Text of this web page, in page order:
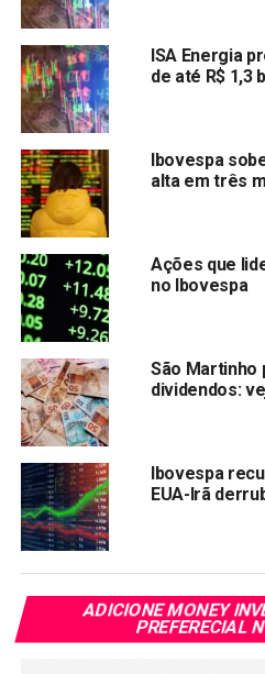
Veja também:
Auxílio emergencial
Agências dos Correios
Oi: Com a Rede
operadora pode
em 2020
Poupança vai render
Oi negocia venda de
e Telefônica Brasil
Compartilhar:
Copy
Link
WhatsApp
Twitter
TÓPICOS RELACIONADOS: IBOV
PRÓXIMA:
Via varejo: o foco agora é no
refino e gás natural
ISA Energia
de até R$ 1,3
Ibovespa
alta em três
Ações que
no Ibovespa
São Martinho
dividendos:
Ibovespa
EUA-Irã
ADICIONE MONEY
PREFERECIAL